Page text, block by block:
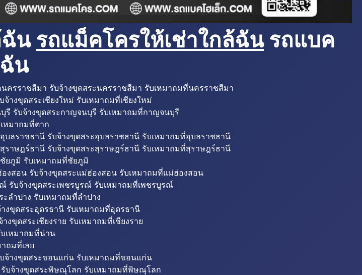
ฉัน รถแม็คโครให้เช่าใกล้ฉันรถแบค
น
ครราชสีมา รับจ้างขุดสระนครราชสีมา รับเหมาถมที่นครราชสีมา
างขุดสระเชียงใหม่ รับเหมาถมที่เชียงใหม่
รี รับจ้างขุดสระกาญจนบุรี รับเหมาถมที่กาญจนบุรี
หมาถมที่ตาก
ลราชธานี รับจ้างขุดสระอุบลราชธานี รับเหมาถมที่อุบลราชธานี
าษฎร์ธานี รับจ้างขุดสระสุราษฎร์ธานี รับเหมาถมที่สุราษฎร์ธานี
ยภูมิ รับเหมาถมที่ชัยภูมิ
งสอน รับจ้างขุดสระแม่ฮ่องสอน รับเหมาถมที่แม่ฮ่องสอน
รับจ้างขุดสระเพชรบูรณ์ รับเหมาถมที่เพชรบูรณ์
ลำปาง รับเหมาถมที่ลำปาง
งขุดสระอุดรธานี รับเหมาถมที่อุดรธานี
งขุดสระเชียงราย รับเหมาถมที่เชียงราย
เหมาถมที่น่าน
ถมที่เลย
จ้างขุดสระขอนแก่น รับเหมาถมที่ขอนแก่น
บจ้างขุดสระพิษณุโลก รับเหมาถมที่พิษณุโลก